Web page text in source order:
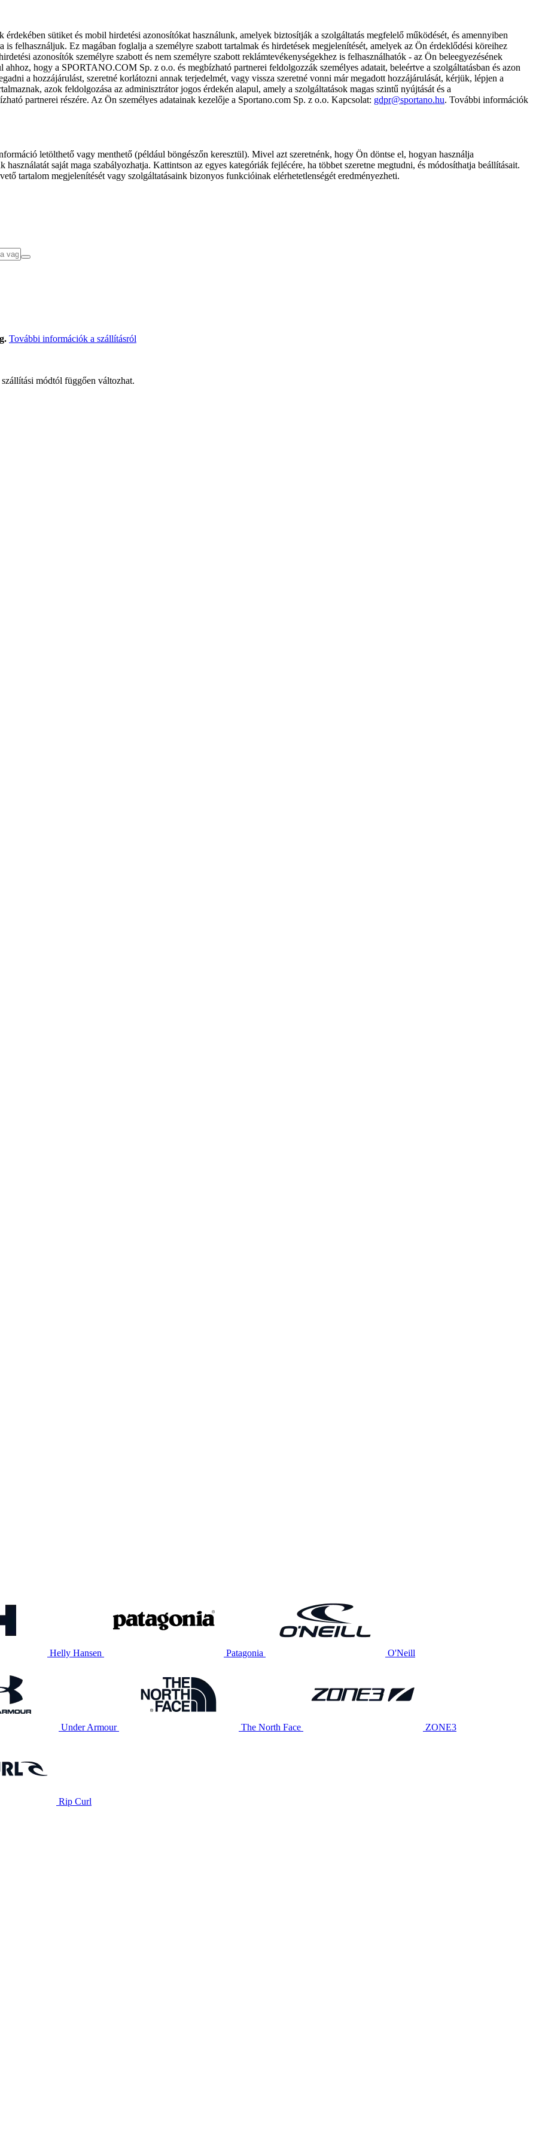
sütiket és mobil hirdetési azonosítókat használunk, amelyek biztosítják a szolgáltatás megfelelő működését, és amennyiben
is felhasználjuk. Ez magában foglalja a személyre szabott tartalmak és hirdetések megjelenítését, amelyek az Ön érdeklődési köreihez
azonosítók személyre szabott és nem személyre szabott reklámtevékenységekhez is felhasználhatók - az Ön beleegyezésének
hogy a SPORTANO.COM Sp. z o.o. és megbízható partnerei feldolgozzák személyes adatait, beleértve a szolgáltatásban és azon
a hozzájárulást, szeretné korlátozni annak terjedelmét, vagy vissza szeretné vonni már megadott hozzájárulását, kérjük, lépjen a
azok feldolgozása az adminisztrátor jogos érdekén alapul, amely a szolgáltatások magas szintű nyújtását és a
partnerei részére. Az Ön személyes adatainak kezelője a Sportano.com Sp. z o.o. Kapcsolat: gdpr@sportano.hu. További információk
letölthető vagy menthető (például böngészőn keresztül). Mivel azt szeretnénk, hogy Ön döntse el, hogyan használja
saját maga szabályozhatja. Kattintson az egyes kategóriák fejlécére, ha többet szeretne megtudni, és módosíthatja beállításait.
tartalom megjelenítését vagy szolgáltatásaink bizonyos funkcióinak elérhetetlenségét eredményezheti.
További információk a szállításról
módtól függően változhat.
Helly Hansen Patagonia O'Neill
Under Armour The North Face ZONE3
Rip Curl